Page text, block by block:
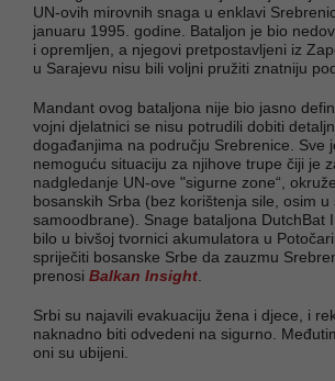
UN-ovih mirovnih snaga u enklavi
januaru 1995. godine. Bataljon je bio
i opremljen, a njegovi pretpostavljeni iz
u Sarajevu nisu bili voljni pružiti znatniju
Mandant ovog bataljona nije bio jasno
vojni djelatnici se nisu potrudili dobiti
događanjima na području Srebrenice. Sve
nemoguću situaciju za njihove trupe čiji je
nadgledanje UN-ove "sigurne zone“,
bosanskih Srba (bez korištenja sile, osim u
samoodbrane). Snage bataljona DutchBat
bilo u bivšoj tvornici akumulatora u
spriječiti bosanske Srbe da zauzmu
prenosi Balkan Insight
Srbi su najavili evakuaciju žena i djece, i
naknadno biti odvedeni na sigurno.
oni su ubijeni.